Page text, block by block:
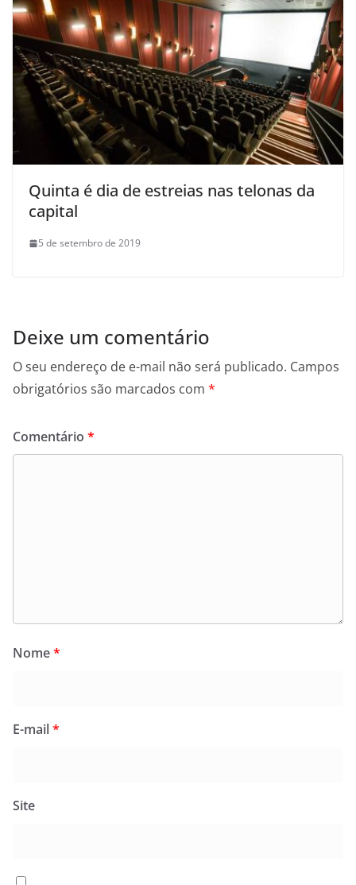
Quinta é dia de estreias nas telonas da
capital
5 de setembro de 2019
Deixe um comentário
O seu endereço de e-mail não será publicado. Campos
obrigatórios são marcados com *
Comentário *
Nome*
E-mail*
Site